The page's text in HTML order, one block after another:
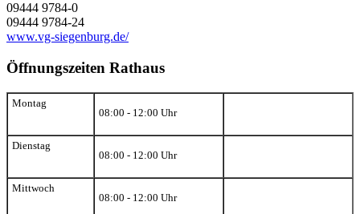
09444 9784-0
09444 9784-24
www.vg-siegenburg.de/
Öffnungszeiten Rathaus
Montag
08:00 - 12:00 Uhr
Dienstag
08:00 - 12:00 Uhr
Mittwoch
08:00 - 12:00 Uhr